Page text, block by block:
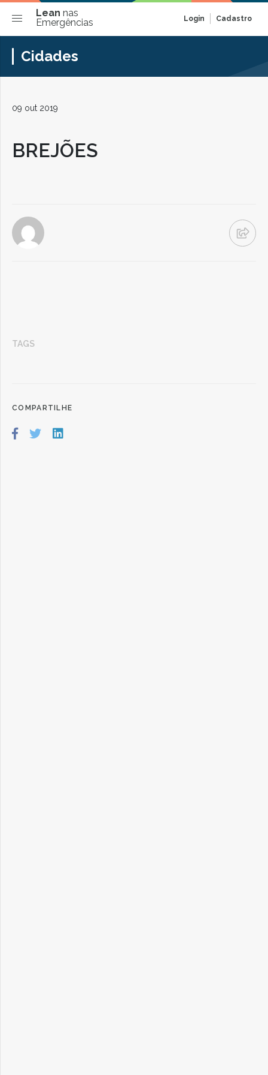
Lean nas
Emergências
Login Cadastro
Cidades
09 out 2019
BREJÕES
TAGS
COMPARTILHE